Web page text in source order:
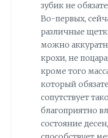
зубик не
Во-первых,
различные
можно
крохи, не
кроме того
который
сопутствует
благоприятно
состояние